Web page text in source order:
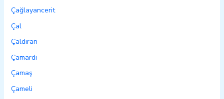
Çağlayancerit
Çal
Çaldıran
Çamardı
Çamaş
Çameli